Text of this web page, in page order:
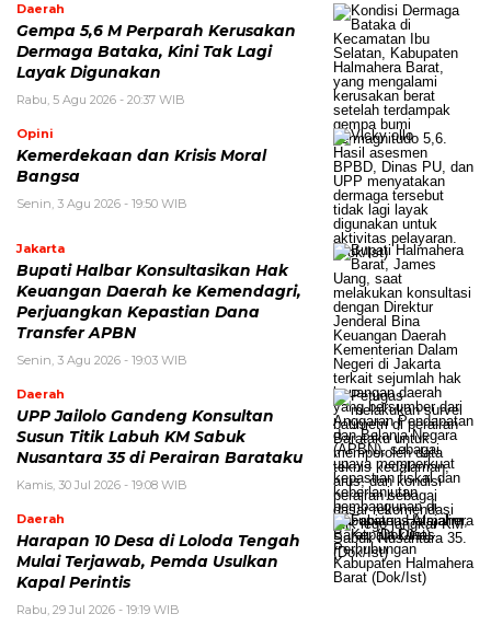
Daerah
Gempa 5,6 M Perparah Kerusakan
Dermaga Bataka, Kini Tak Lagi
Layak Digunakan
Rabu, 5 Agu 2026 - 20:37 WIB
Opini
Kemerdekaan dan Krisis Moral
Bangsa
Senin, 3 Agu 2026 - 19:50 WIB
Jakarta
Bupati Halbar Konsultasikan Hak
Keuangan Daerah ke Kemendagri,
Perjuangkan Kepastian Dana
Transfer APBN
Senin, 3 Agu 2026 - 19:03 WIB
Daerah
UPP Jailolo Gandeng Konsultan
Susun Titik Labuh KM Sabuk
Nusantara 35 di Perairan Barataku
Kamis, 30 Jul 2026 - 19:08 WIB
Daerah
Harapan 10 Desa di Loloda Tengah
Mulai Terjawab, Pemda Usulkan
Kapal Perintis
Rabu, 29 Jul 2026 - 19:19 WIB